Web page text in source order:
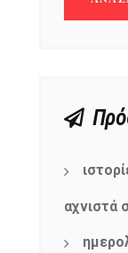
αχνιστά